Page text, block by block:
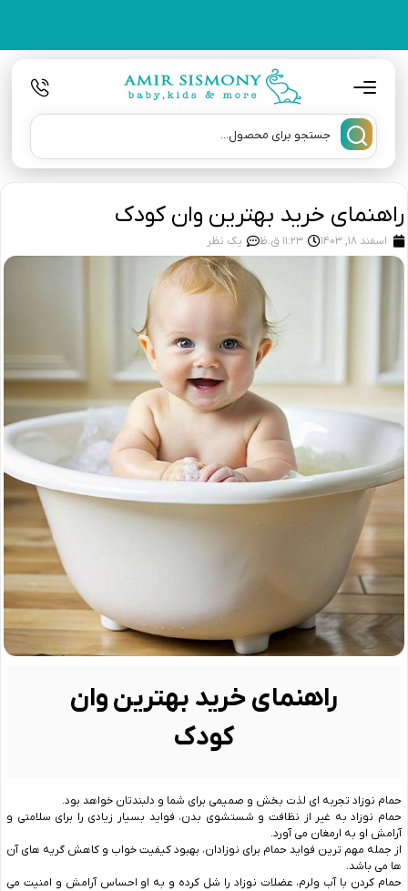
راهنمای خرید بهترین وان کودک
اسفند 18, 1403 11:23 ق.ظ یک نظر
راهنمای خرید بهترین وان
کودک
حمام نوزاد تجربه ‌ای لذت‌ بخش و صمیمی برای شما و دلبندتان خواهد بود.
حمام نوزاد به غیر از نظافت و شستشوی بدن، فواید بسیار زیادی را برای سلامتی و
آرامش او به ارمغان می ‌آورد.
از جمله مهم ترین فواید حمام برای نوزادان، بهبود کیفیت خواب و کاهش گریه های آن
ها می باشد.
حمام کردن با آب ولرم، عضلات نوزاد را شل کرده و به او احساس آرامش و امنیت می